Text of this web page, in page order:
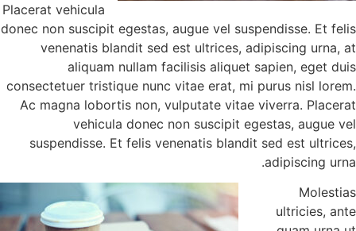
Placerat vehicula
donec non suscipit egestas, augue vel
venenatis blandit sed est ultrices,
aliquam nullam facilisis aliquet
consectetuer tristique nunc vitae erat, mi
Ac magna lobortis non, vulputate vitae
vehicula donec non suscipit
suspendisse. Et felis venenatis